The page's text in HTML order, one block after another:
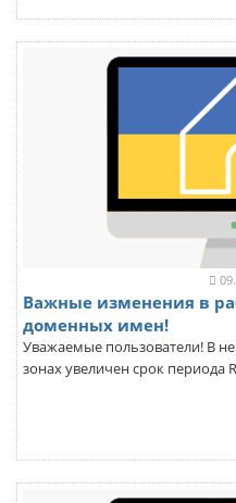
Важные изменения в
доменных имен!
Уважаемые пользователи! В
зонах увеличен срок периода